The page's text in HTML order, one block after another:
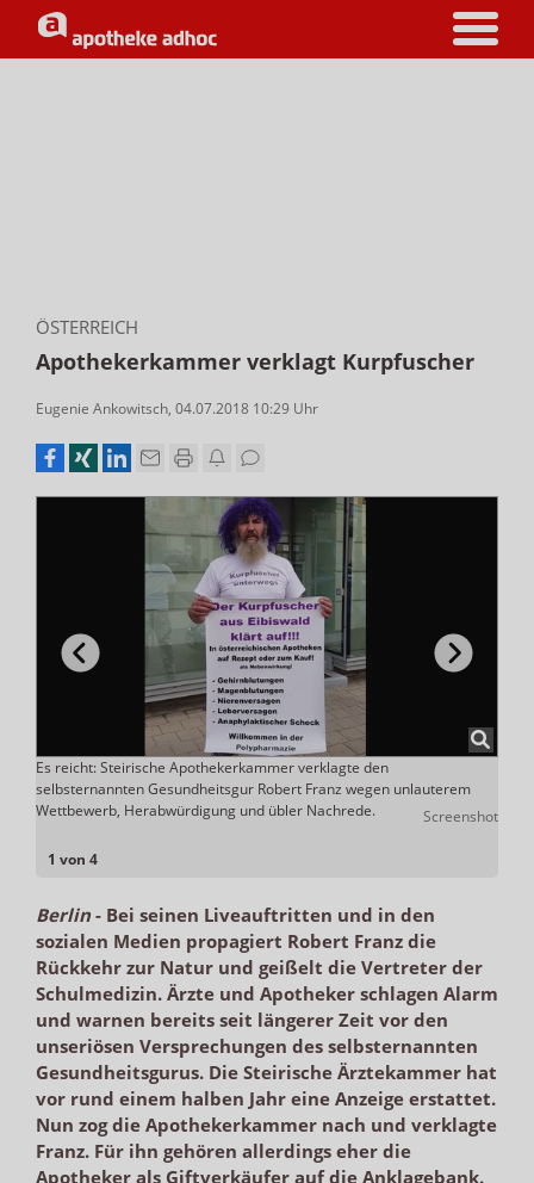
ÖSTERREICH
Apothekerkammer verklagt Kurpfuscher
Eugenie Ankowitsch, 04.07.2018 10:29 Uhr
1 von 4
Es reicht: Steirische Apothekerkammer verklagte den
selbsternannten Gesundheitsgur Robert Franz wegen unlauterem
Wettbewerb, Herabwürdigung und übler Nachrede.
Screenshot
Berlin- Bei seinen Liveauftritten und in den
sozialen Medien propagiert Robert Franz die
Rückkehr zur Natur und geißelt die Vertreter der
Schulmedizin. Ärzte und Apotheker schlagen Alarm
und warnen bereits seit längerer Zeit vor den
unseriösen Versprechungen des selbsternannten
Gesundheitsgurus. Die Steirische Ärztekammer hat
vor rund einem halben Jahr eine Anzeige erstattet.
Nun zog die Apothekerkammer nach und verklagte
Franz. Für ihn gehören allerdings eher die
Apotheker als Giftverkäufer auf die Anklagebank.